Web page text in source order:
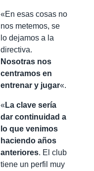
«En esas cosas no
nos metemos, se
lo dejamos a la
directiva.
Nosotras nos
centramos en
entrenar y jugar«.
« La clave sería
dar continuidad a
lo que venimos
haciendo años
anteriores. El club
tiene un perfil muy